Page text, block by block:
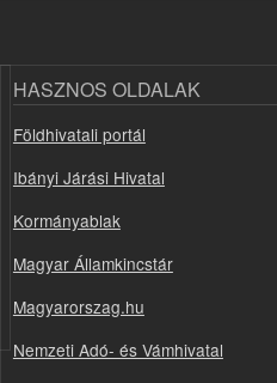
HASZNOS OLDALAK
Földhivatali portál
Ibányi Járási Hivatal
Kormányablak
Magyar Államkincstár
Magyarorszag.hu
Nemzeti Adó- és Vámhivatal